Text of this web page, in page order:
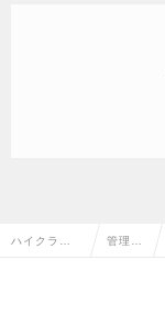
ハイクラス 管理部